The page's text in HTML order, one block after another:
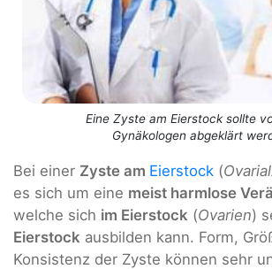
Eine Zyste am Eierstock sollte
Gynäkologen abgeklärt
Bei einer Zyste am Eierstock (
es sich um eine meist harmlose
welche sich im Eierstock (Ovarien)
Eierstock ausbilden kann. Form,
Konsistenz der Zyste können sehr